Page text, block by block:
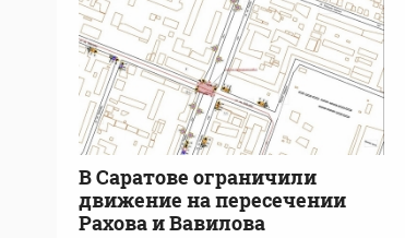
В Саратове ограничили
движение на пересечении
Рахова и Вавилова